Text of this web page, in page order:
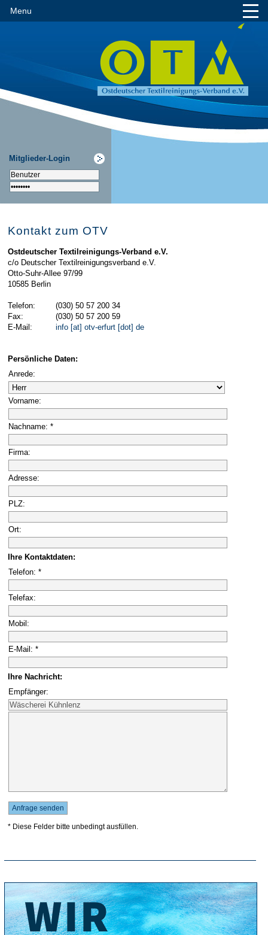
Menu
Mitglieder-Login
Kontakt zum OTV
Ostdeutscher Textilreinigungs-Verband e.V.
c/o Deutscher Textilreinigungsverband e.V.
Otto-Suhr-Allee 97/99
10585 Berlin
Telefon:
(030) 50 57 200 34
Fax:
(030) 50 57 200 59
E-Mail:
info [at] otv-erfurt [dot] de
Persönliche Daten:
Anrede:
Vorname:
Nachname: *
Firma:
Adresse:
PLZ:
Ort:
Ihre Kontaktdaten:
Telefon: *
Telefax:
Mobil:
E-Mail: *
Ihre Nachricht:
Empfänger:
* Diese Felder bitte unbedingt ausfüllen.